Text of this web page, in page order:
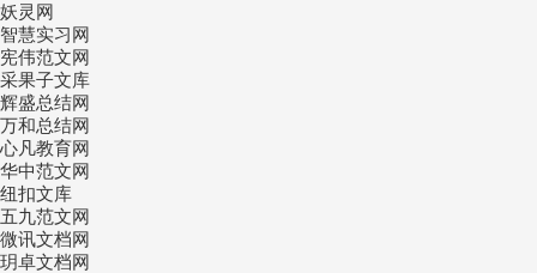
妖灵网
智慧实习网
宪伟范文网
采果子文库
辉盛总结网
万和总结网
心凡教育网
华中范文网
纽扣文库
五九范文网
微讯文档网
玥卓文档网